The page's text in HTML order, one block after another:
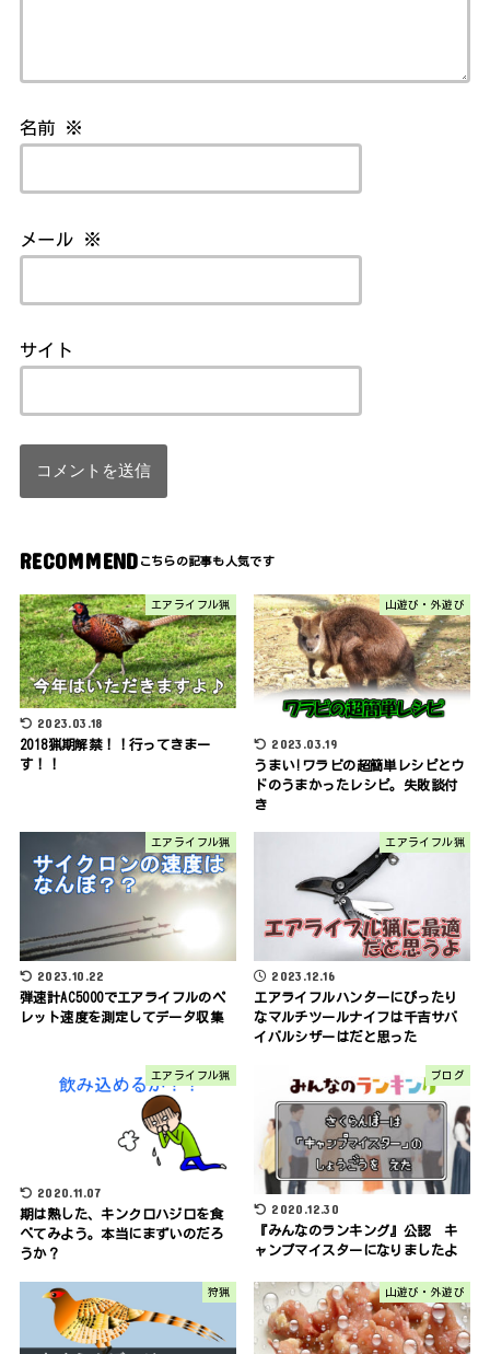
名前 ※
メール ※
サイト
RECOMMEND
エアライフル猟
2023.03.18
2018猟期解禁！！行ってきまー
す！！
山遊び・外遊び
2023.03.19
うまい!ワラビの超簡単レシピとウ
ドのうまかったレシピ。失敗談付
き
エアライフル猟
2023.10.22
弾速計AC5000でエアライフルのペ
レット速度を測定してデータ収集
エアライフル猟
2023.12.16
エアライフルハンターにぴったり
なマルチツールナイフは千吉サバ
イバルシザーはだと思った
エアライフル猟
2020.11.07
期は熟した、キンクロハジロを食
べてみよう。本当にまずいのだろ
うか？
ブログ
2020.12.30
『みんなのランキング』公認 キ
ャンプマイスターになりましたよ
狩猟 山遊び・外遊び